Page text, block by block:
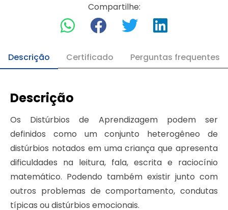
Compartilhe:
Descrição Certificado Perguntas frequentes
Descrição
Os Distúrbios de Aprendizagem podem ser
definidos como um conjunto heterogêneo de
distúrbios notados em uma criança que apresenta
dificuldades na leitura, fala, escrita e raciocínio
matemático. Podendo também existir junto com
outros problemas de comportamento, condutas
típicas ou distúrbios emocionais.